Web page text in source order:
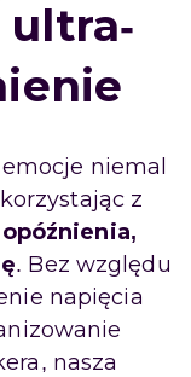
ultra-
niemal
z
. Bez względu
napięcia
nasza